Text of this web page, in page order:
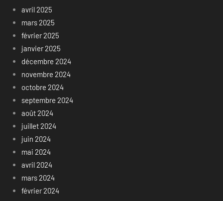
avril 2025
mars 2025
février 2025
janvier 2025
décembre 2024
novembre 2024
octobre 2024
septembre 2024
août 2024
juillet 2024
juin 2024
mai 2024
avril 2024
mars 2024
février 2024